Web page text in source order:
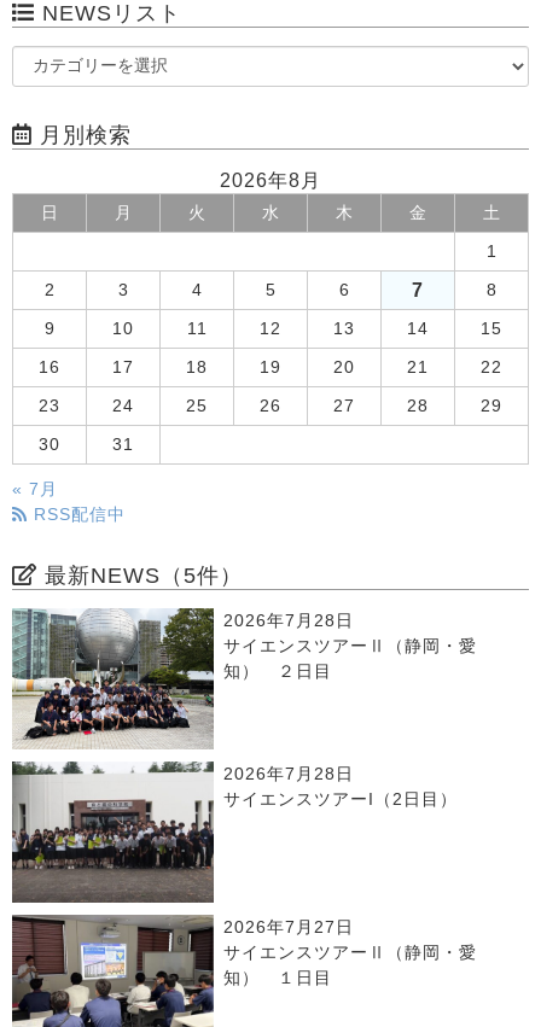
NEWSリスト
月別検索
2026年8月
日 月 火 水 木 金 土
1
2 3 4 5 6 7 8
9 10 11 12 13 14 15
16 17 18 19 20 21 22
23 24 25 26 27 28 29
30 31
« 7月
RSS配信中
最新NEWS（5件）
2026年7月28日
サイエンスツアーⅡ（静岡・愛
知） ２日目
2026年7月28日
サイエンスツアーI（2日目）
2026年7月27日
サイエンスツアーⅡ（静岡・愛
知） １日目